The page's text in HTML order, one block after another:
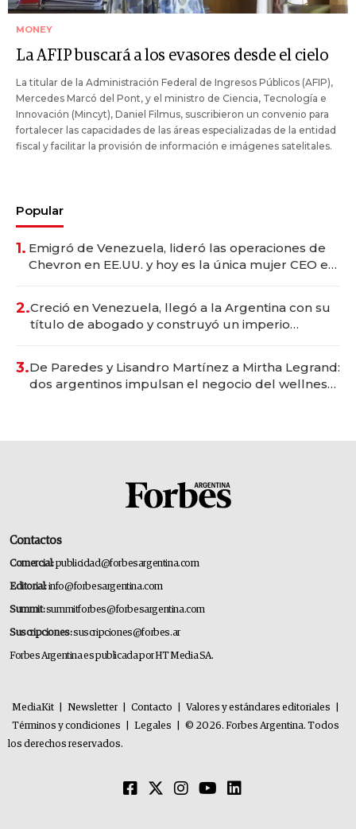
MONEY
La AFIP buscará a los evasores desde el cielo
La titular de la Administración Federal de Ingresos Públicos (AFIP),
Mercedes Marcó del Pont, y el ministro de Ciencia, Tecnología e
Innovación (Mincyt), Daniel Filmus, suscribieron un convenio para
fortalecer las capacidades de las áreas especializadas de la entidad
fiscal y facilitar la provisión de información e imágenes satelitales.
Popular
1. Emigró de Venezuela, lideró las operaciones de
Chevron en EE.UU. y hoy es la única mujer CEO en
2.Creció en Venezuela, llegó a la Argentina con su
título de abogado y construyó un imperio
3.De Paredes y Lisandro Martínez a Mirtha Legrand:
dos argentinos impulsan el negocio del wellness
Contactos
Comercial:publicidad@forbesargentina.com
Editorial:info@forbesargentina.com
Summit:summitforbes@forbesargentina.com
Suscripciones:suscripciones@forbes.ar
Forbes Argentina es publicada por HT Media SA.
MediaKit Newsletter Contacto Valores y estándares editoriales
Términos y condiciones
Legales
© 2026. Forbes Argentina. Todos
los derechos reservados.